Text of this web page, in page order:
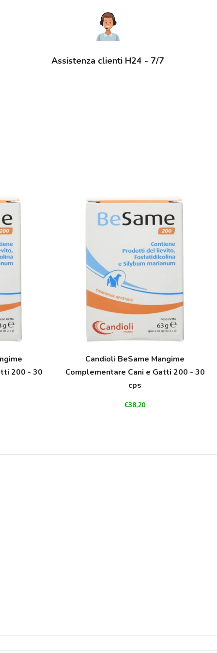
Assistenza clienti H24 - 7/7
200 - 30
Candioli BeSame Mangime
Complementare Cani e Gatti 200 - 30
cps
€38,20